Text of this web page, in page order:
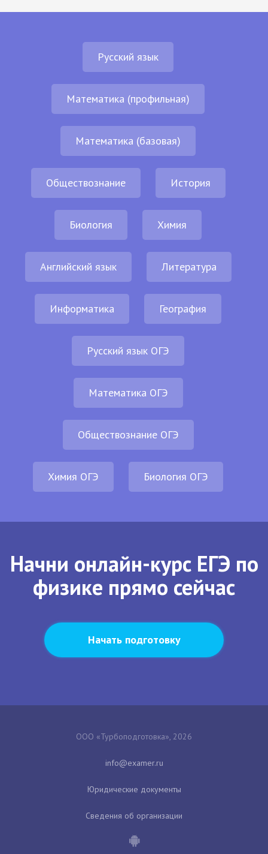
Русский язык
Математика (профильная)
Математика (базовая)
Обществознание История
Биология Химия
Английский язык Литература
Информатика География
Русский язык ОГЭ
Математика ОГЭ
Обществознание ОГЭ
Химия ОГЭ Биология ОГЭ
Начни онлайн-курс ЕГЭ по
физике прямо сейчас
Начать подготовку
ООО «Турбоподготовка», 2026
Юридические документы
Сведения об организации